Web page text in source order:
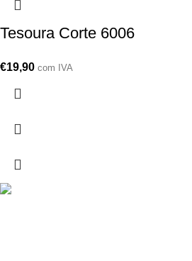
Tesoura Corte 6006
€19,90 com IVA